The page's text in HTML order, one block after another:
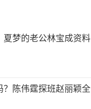
夏梦的老公林宝成资料
？陈伟霆探班赵丽颖全